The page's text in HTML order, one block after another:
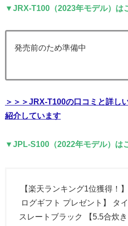
▼JRX-T100（2023年モデル）は
発売前のため準備中
＞＞＞JRX-T100の口コミと詳し
紹介しています
▼JPL-S100（2022年モデル）は
【楽天ランキング1位獲得！
ログギフト プレゼント】 タ
スレートブラック 【5.5合炊